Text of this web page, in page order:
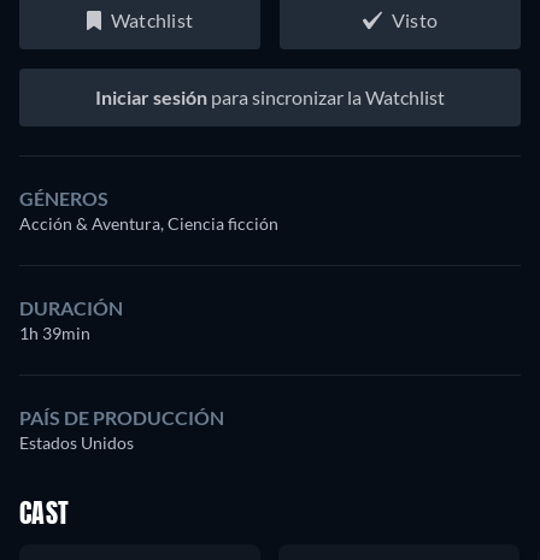
Watchlist Visto
Iniciar sesión para sincronizar la Watchlist
GÉNEROS
Acción & Aventura, Ciencia ficción
DURACIÓN
1h 39min
PAÍS DE PRODUCCIÓN
Estados Unidos
CAST